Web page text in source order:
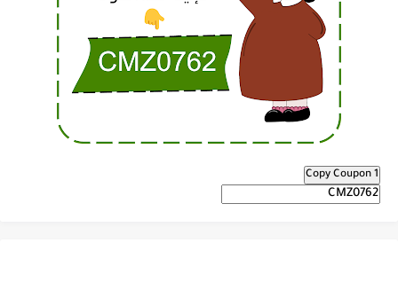
Copy Coupon 1